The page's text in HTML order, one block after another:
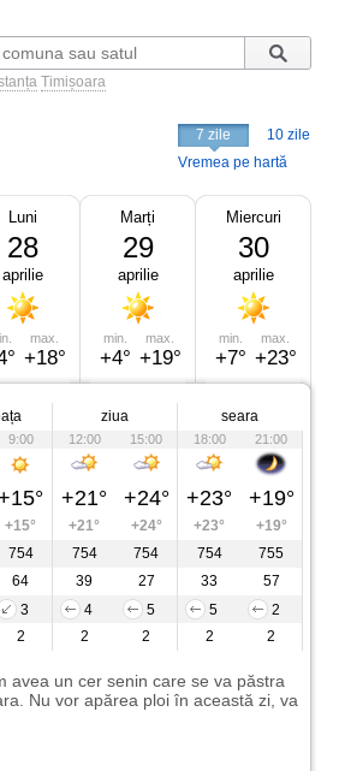
Timișoara
7 zile
10 zile
Vremea pe hartă
Luni
28
aprilie
max.
+18°
Marți
29
aprilie
min.
+4°
max.
+19°
Miercuri
30
aprilie
min.
+7°
max.
+23°
ziua seara
9:00 12:00 15:00 18:00 21:00
+21° +24° +23° +19°
+15° +21° +24° +23°
+19°
754 754 754 754
755
64 39 27 33
57
3 4 5 5
2
2 2 2 2 2
avea un cer senin care se va păstra
Nu vor apărea ploi în această zi, va